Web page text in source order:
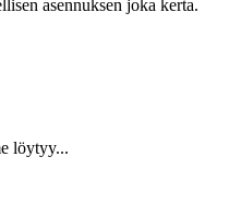
asennuksen joka kerta.
löytyy...